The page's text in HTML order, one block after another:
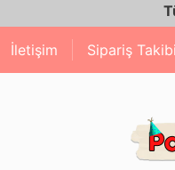
Tüm
İletişim Sipariş Takibi